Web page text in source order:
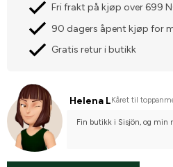
Fri frakt på kjøp over 699
90 dagers åpent kjøp for
Gratis retur i butikk
Helena L Kåret til
Fin butikk i Sisjön, og min